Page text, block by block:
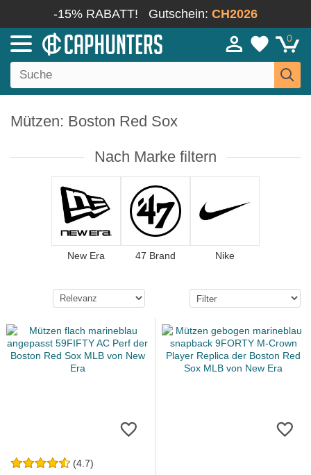
-15% RABATT! Gutschein: CH2026
0
Mützen: Boston Red Sox
Nach Marke filtern
New Era 47 Brand Nike
(4.7)